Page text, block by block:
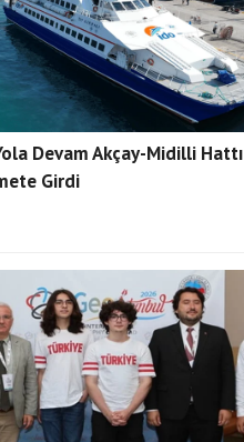
Devam Akçay-Midilli Hattı
Girdi